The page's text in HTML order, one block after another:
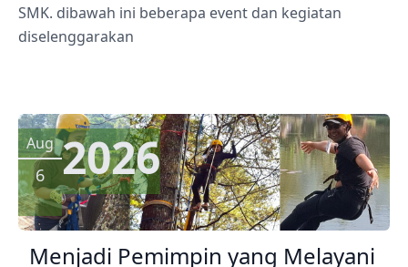
SMK. dibawah ini beberapa event dan kegiatan
diselenggarakan
Aug
6 2026
Menjadi Pemimpin yang Melayani